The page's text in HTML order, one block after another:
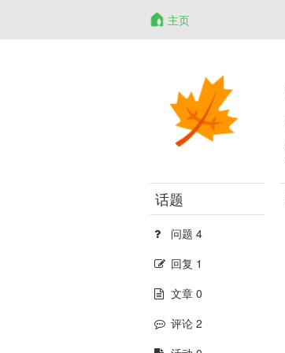
主页
话题
问题 4
回复 1
文章 0
评论 2